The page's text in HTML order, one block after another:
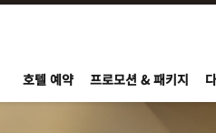
호텔 예약 프로모션 & 패키지